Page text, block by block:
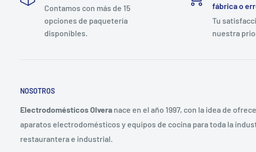
Contamos con más de 15
opciones de paquetería
disponibles.
fábrica o
Tu
nuestra
NOSOTROS
Electrodomésticos Olvera nace en el año 1997, con la idea de
aparatos electrodomésticos y equipos de cocina para toda la
restaurantera e industrial.